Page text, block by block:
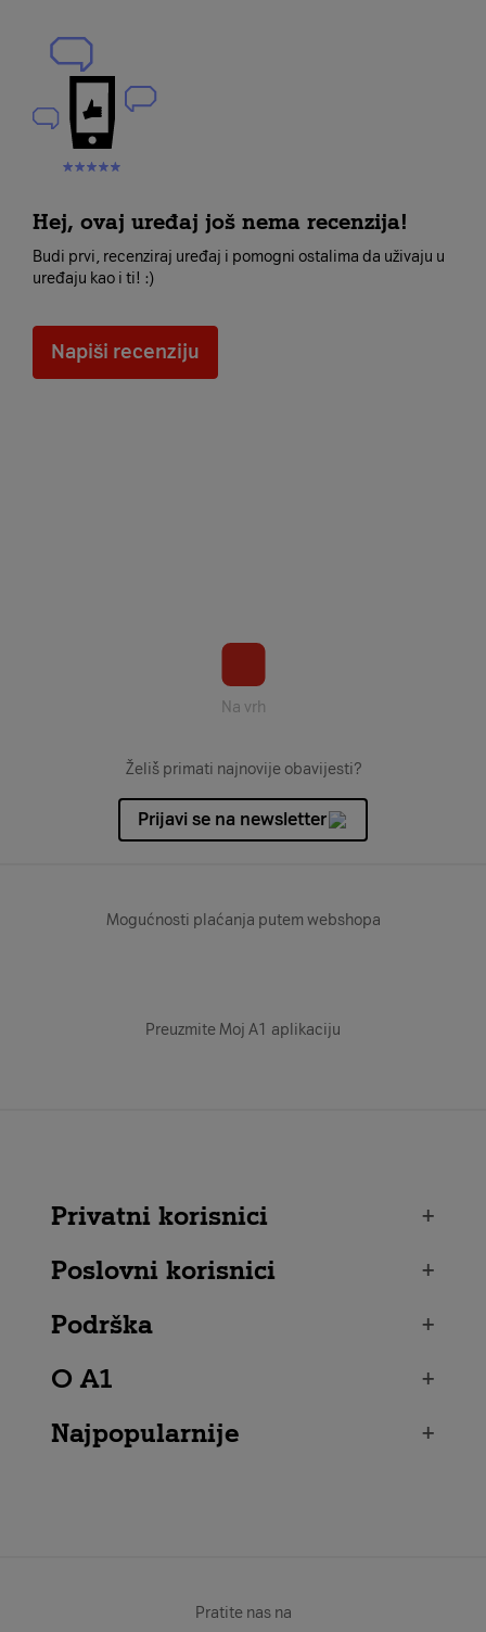
Hej, ovaj uređaj još nema recenzija!
Budi prvi, recenziraj uređaj i pomogni ostalima da uživaju u
uređaju kao i ti! :)
Napiši recenziju
Na vrh
Želiš primati najnovije obavijesti?
Prijavi se na newsletter
Mogućnosti plaćanja putem webshopa
Preuzmite Moj A1 aplikaciju
Privatni korisnici
+
Poslovni korisnici
+
Podrška
+
O A1
+
Najpopularnije
+
Pratite nas na